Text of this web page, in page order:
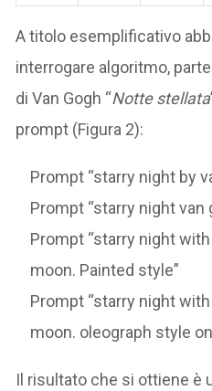
A titolo esemplificativo
interrogare algoritmo,
di Van Gogh “Notte stellata
prompt (Figura 2):
Prompt “starry night by
Prompt “starry night van
Prompt “starry night with
moon. Painted style”
Prompt “starry night with
moon. oleograph style
Il risultato che si ottiene è